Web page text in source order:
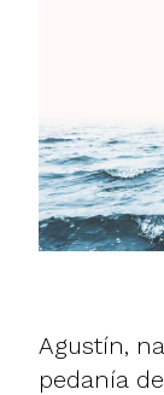
Agustín,
pedanía